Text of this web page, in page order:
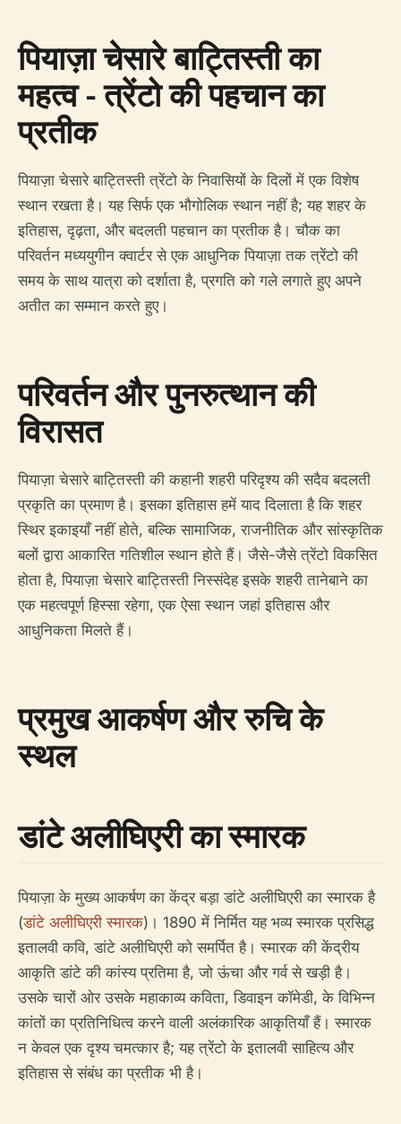
पियाज़ा चेसारे बाट्तिस्ती का
महत्व - त्रेंटो की पहचान का
प्रतीक
पियाज़ा चेसारे बाट्तिस्ती त्रेंटो के निवासियों के दिलों में एक विशेष
स्थान रखता है। यह सिर्फ एक भौगोलिक स्थान नहीं है; यह शहर के
इतिहास, दृढ़ता, और बदलती पहचान का प्रतीक है। चौक का
परिवर्तन मध्ययुगीन क्वार्टर से एक आधुनिक पियाज़ा तक त्रेंटो की
समय के साथ यात्रा को दर्शाता है, प्रगति को गले लगाते हुए अपने
अतीत का सम्मान करते हुए।
परिवर्तन और पुनरुत्थान की
विरासत
पियाज़ा चेसारे बाट्तिस्ती की कहानी शहरी परिदृश्य की सदैव बदलती
प्रकृति का प्रमाण है। इसका इतिहास हमें याद दिलाता है कि शहर
स्थिर इकाइयाँ नहीं होते, बल्कि सामाजिक, राजनीतिक और सांस्कृतिक
बलों द्वारा आकारित गतिशील स्थान होते हैं। जैसे-जैसे त्रेंटो विकसित
होता है, पियाज़ा चेसारे बाट्तिस्ती निस्संदेह इसके शहरी तानेबाने का
एक महत्वपूर्ण हिस्सा रहेगा, एक ऐसा स्थान जहां इतिहास और
आधुनिकता मिलते हैं।
प्रमुख आकर्षण और रुचि के
स्थल
डांटे अलीघिएरी का स्मारक
पियाज़ा के मुख्य आकर्षण का केंद्र बड़ा डांटे अलीघिएरी का स्मारक है
(डांटे अलीघिएरी स्मारक)। 1890 में निर्मित यह भव्य स्मारक प्रसिद्ध
इतालवी कवि, डांटे अलीघिएरी को समर्पित है। स्मारक की केंद्रीय
आकृति डांटे की कांस्य प्रतिमा है, जो ऊंचा और गर्व से खड़ी है।
उसके चारों ओर उसके महाकाव्य कविता, डिवाइन कॉमेडी, के विभिन्न
कांतों का प्रतिनिधित्व करने वाली अलंकारिक आकृतियाँ हैं। स्मारक
न केवल एक दृश्य चमत्कार है; यह त्रेंटो के इतालवी साहित्य और
इतिहास से संबंध का प्रतीक भी है।